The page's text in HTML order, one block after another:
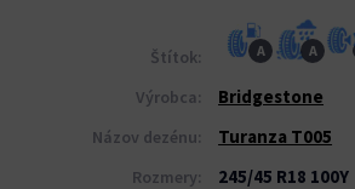
Štítok: A A
Výrobca: Bridgestone
Názov dezénu: Turanza T005
Rozmery: 245/45 R18 100Y